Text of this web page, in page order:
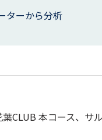
ターから分析
CLUB 本コース、サ